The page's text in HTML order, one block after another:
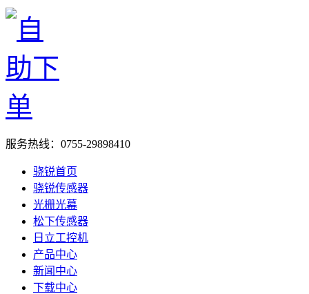
服务热线： 0755-29898410
骁锐首页
骁锐传感器
光栅光幕
松下传感器
日立工控机
产品中心
新闻中心
下载中心